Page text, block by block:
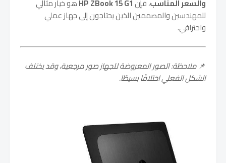
والسعر المناسب، فإنHP ZBook 15 G1هو خيار مثالي
للمهندسين والمصممين الذين يحتاجون إلى جهاز عملي
واحترافي.
📌ملاحظة: الصور المعروضة للجهاز صور مرجعية، وقد يختلف
الشكل الفعلي اختلافًا بسيطًا.